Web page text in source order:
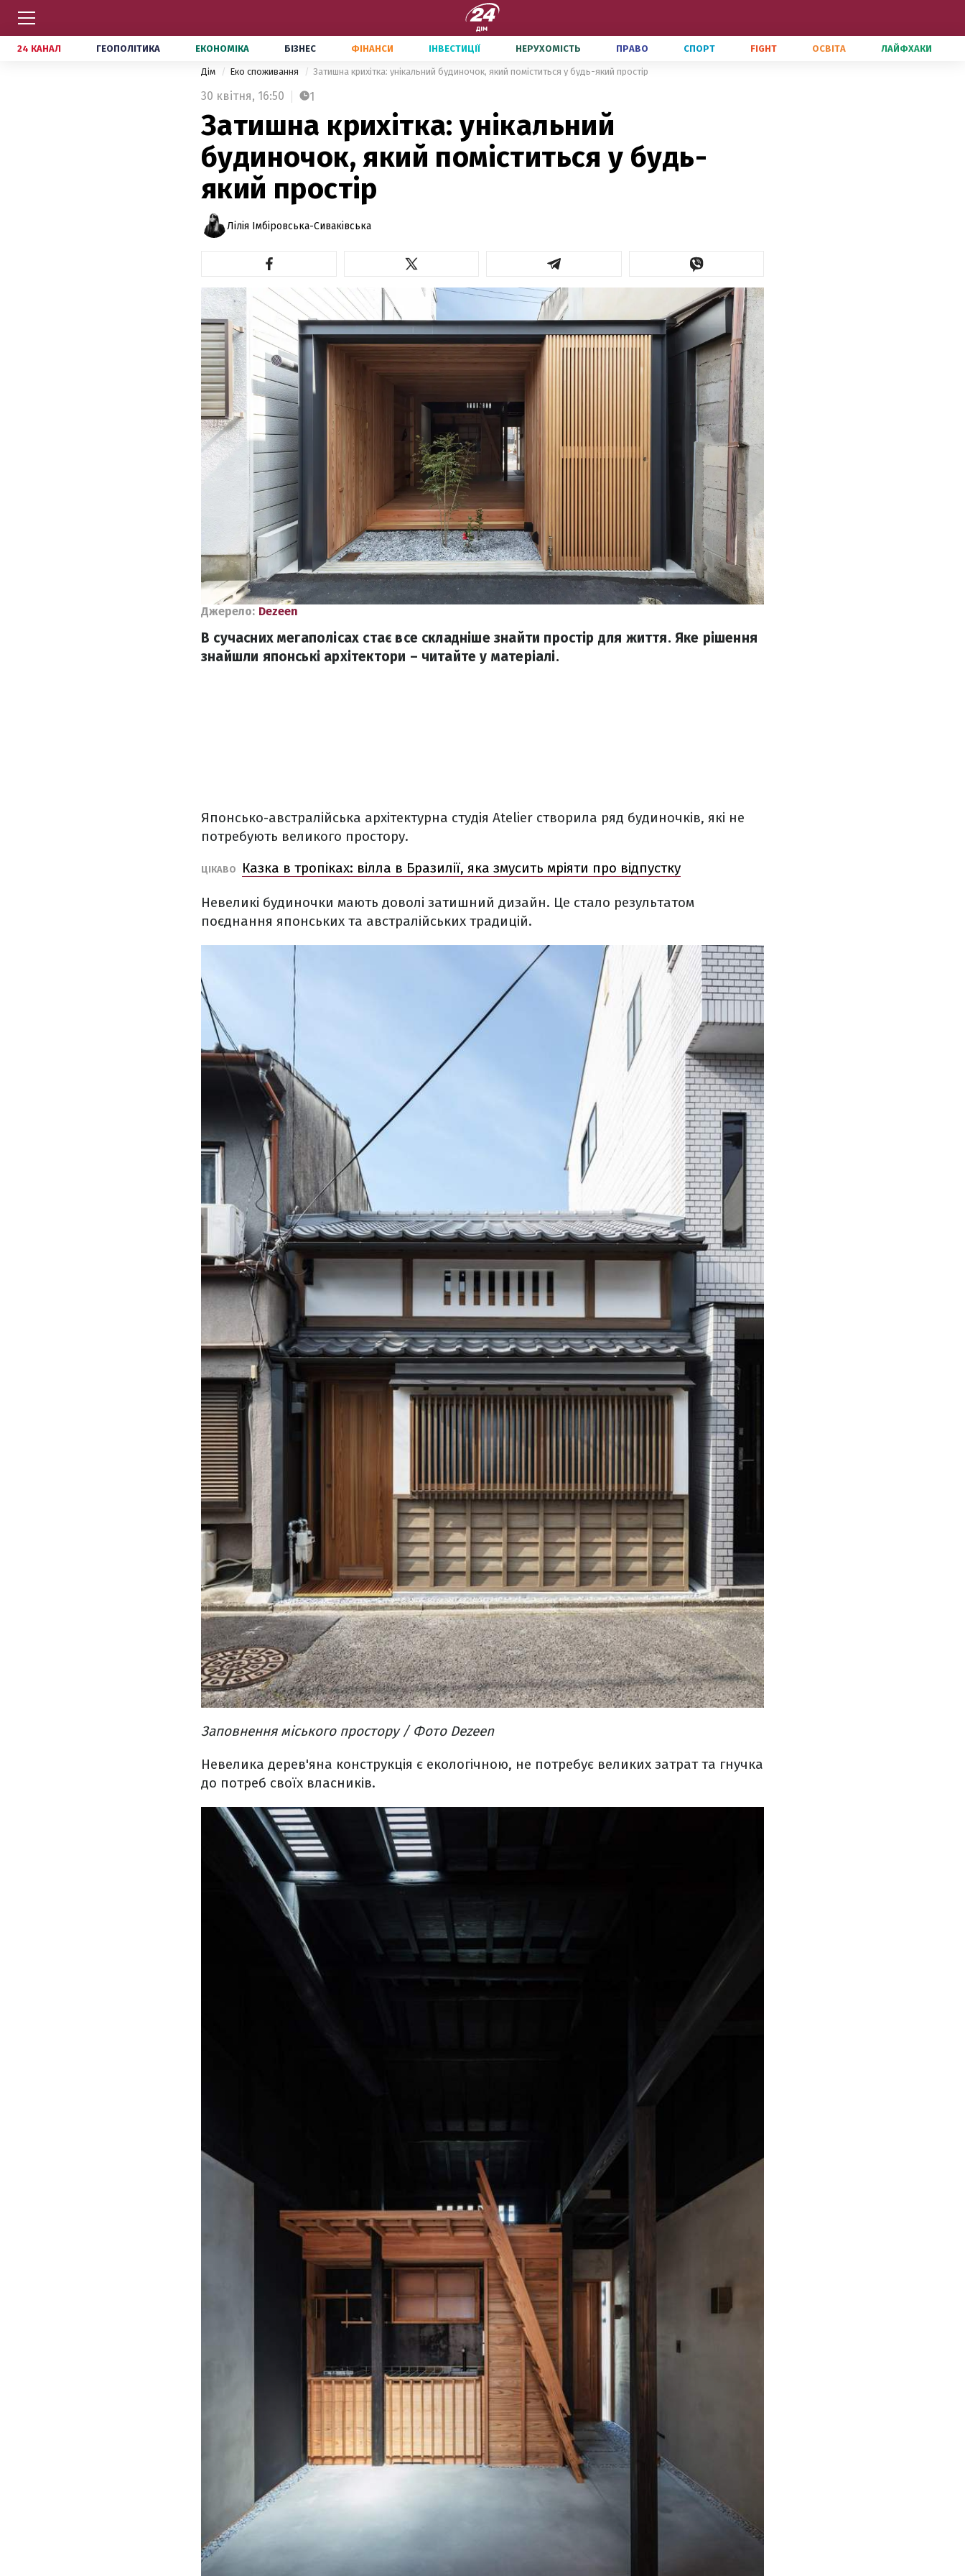
24 КАНАЛ ГЕОПОЛІТИКА ЕКОНОМІКА БІЗНЕС ФІНАНСИ ІНВЕСТИЦІЇ НЕРУХОМІСТЬ ПРАВО СПОРТ FIGHT ОСВІТА ЛАЙФХАКИ
Дім Еко споживання Затишна крихітка: унікальний будиночок, який поміститься у будь-який простір
30 квітня, 16:50 1
Затишна крихітка: унікальний
будиночок, який поміститься у будь-
який простір
Лілія Імбіровська-Сиваківська
Джерело: Dezeen
В сучасних мегаполісах стає все складніше знайти простір для життя. Яке рішення
знайшли японські архітектори – читайте у матеріалі.
Японсько-австралійська архітектурна студія Atelier створила ряд будиночків, які не
потребують великого простору.
ЦІКАВО Казка в тропіках: вілла в Бразилії, яка змусить мріяти про відпустку
Невеликі будиночки мають доволі затишний дизайн. Це стало результатом
поєднання японських та австралійських традицій.
Заповнення міського простору / Фото Dezeen
Невелика дерев'яна конструкція є екологічною, не потребує великих затрат та гнучка
до потреб своїх власників.